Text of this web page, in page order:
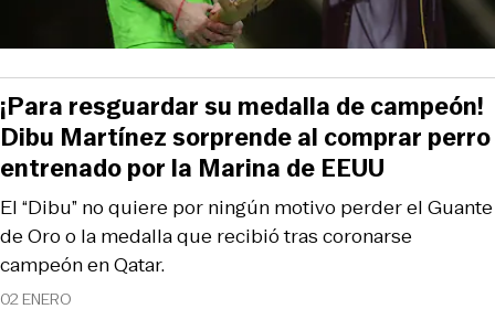
02 ENERO
El “Dibu” no quiere por ningún motivo perder el Guante
de Oro o la medalla que recibió tras coronarse
campeón en Qatar.
¡Para resguardar su medalla de campeón!
Dibu Martínez sorprende al comprar perro
entrenado por la Marina de EEUU